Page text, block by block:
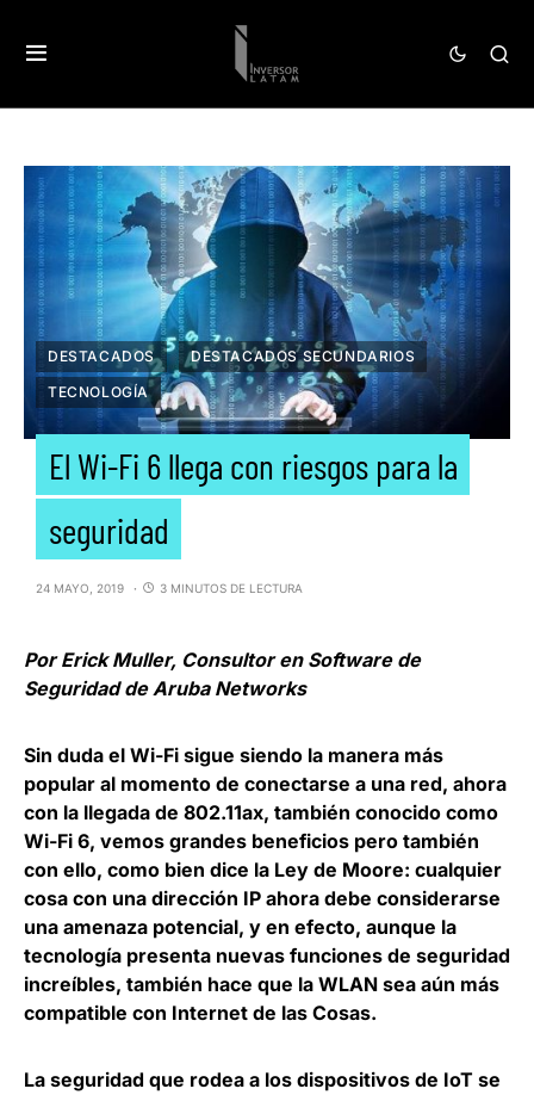
DESTACADOS
DESTACADOS SECUNDARIOS
TECNOLOGÍA
El Wi-Fi 6 llega con riesgos para la
seguridad
24 MAYO, 2019 3 MINUTOS DE LECTURA
Por Erick Muller, Consultor en Software de
Seguridad de Aruba Networks
Sin duda el Wi-Fi sigue siendo la manera más
popular al momento de conectarse a una red, ahora
con la llegada de 802.11ax, también conocido como
Wi-Fi 6, vemos grandes beneficios pero también
con ello, como bien dice la Ley de Moore: cualquier
cosa con una dirección IP ahora debe considerarse
una amenaza potencial, y en efecto, aunque la
tecnología presenta nuevas funciones de seguridad
increíbles, también hace que la WLAN sea aún más
compatible con Internet de las Cosas.
La seguridad que rodea a los dispositivos de IoT se